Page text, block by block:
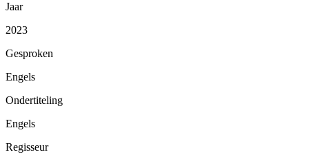
Jaar
2023
Gesproken
Engels
Ondertiteling
Engels
Regisseur